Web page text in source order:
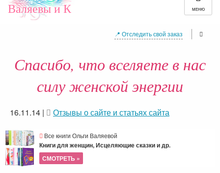
Валяевы и К МЕНЮ
📍 Отследить свой заказ
Спасибо, что вселяете в нас
силу женской энергии
16.11.14 | Отзывы о сайте и статьях сайта
Все книги Ольги Валяевой
Книги для женщин, Исцеляющие сказки и др.
СМОТРЕТЬ »